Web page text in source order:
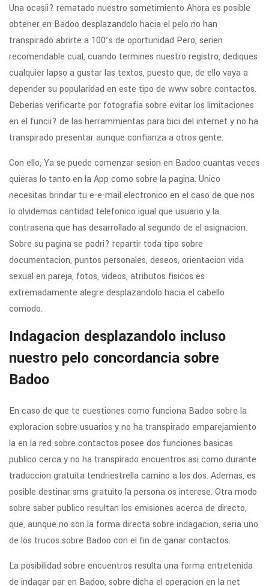
Una ocasii? rematado nuestro sometimiento Ahora es posible
obtener en Badoo desplazandolo hacia el pelo no han
transpirado abrirte a 100’s de oportunidad Pero, seri­en
recomendable cual, cuando termines nuestro registro, dediques
cualquier lapso a gustar las textos, puesto que, de ello vaya a
depender su popularidad en este tipo de www sobre contactos.
Deberias verificarte por fotografia sobre evitar los limitaciones
en el funcii? de las herrammientas para bici del internet y no ha
transpirado presentar aunque confianza a otros gente.
Con ello, Ya se puede comenzar sesion en Badoo cuantas veces
quieras lo tanto en la App como sobre la pagina. Unico
necesitas brindar tu e-e-mail electronico en el caso de que nos
lo olvidemos cantidad telefonico igual que usuario y la
contrasena que has desarrollado al segundo de el asignacion.
Sobre su pagina se podri? repartir toda tipo sobre
documentacion, puntos personales, deseos, orientacion vida
sexual en pareja, fotos, videos, atributos fisicos es
extremadamente alegre desplazandolo hacia el cabello
comodo.
Indagacion desplazandolo incluso
nuestro pelo concordancia sobre
Badoo
En caso de que te cuestiones como funciona Badoo sobre la
exploracion sobre usuarios y no ha transpirado emparejamiento
la en la red sobre contactos posee dos funciones basicas
publico cerca y no ha transpirado encuentros asi­ como durante
traduccion gratuita tendri­estrella camino a los dos. Ademas, es
posible destinar sms gratuito la persona os interese. Otra modo
sobre saber publico resultan los emisiones acerca de directo,
que, aunque no son la forma directa sobre indagacion, seri­a uno
de los trucos sobre Badoo con el fin de ganar contactos.
La posibilidad sobre encuentros resulta una forma entretenida
de indagar par en Badoo, sobre dicha el operacion en la net